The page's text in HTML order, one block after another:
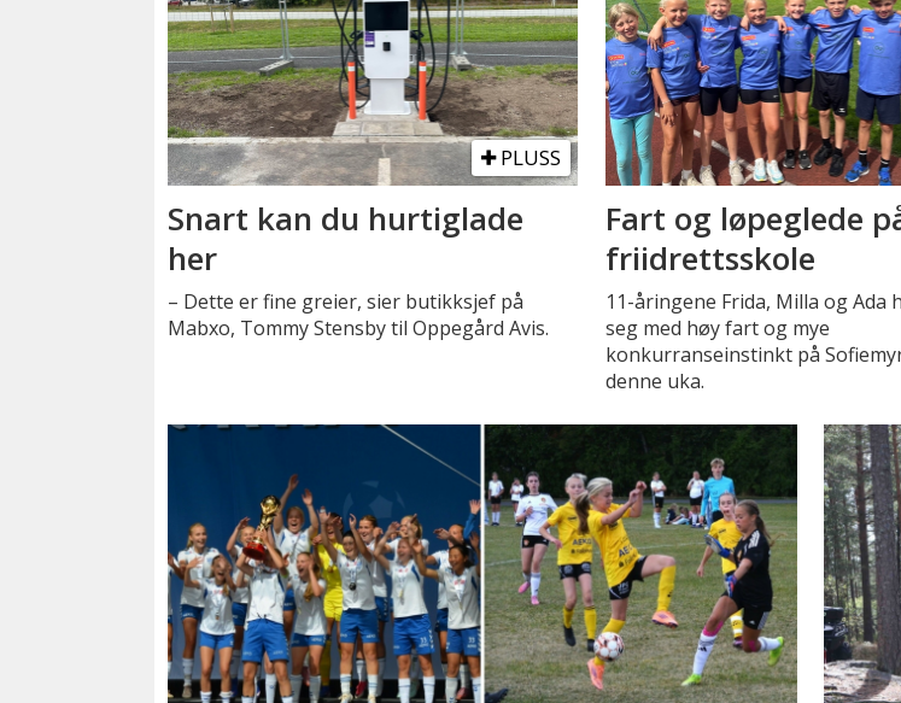
PLUSS
Snart kan du hurtiglade
her
– Dette er fine greier, sier butikksjef på
Mabxo, Tommy Stensby til Oppegård Avis.
Fart og løpeglede
friidrettsskole
11-åringene Frida, Milla og Ada
seg med høy fart og mye
konkurranseinstinkt på
denne uka.